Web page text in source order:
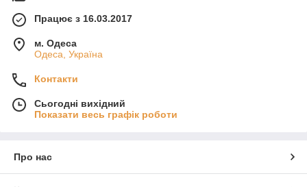
Працює з 16.03.2017
м. Одеса
Одеса, Україна
Контакти
Сьогодні вихідний
Показати весь графік роботи
Про нас